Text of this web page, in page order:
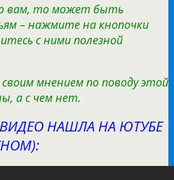
вам, то может быть
– нажмите на кнопочки
с ними полезной
мнением по поводу этой
а с чем нет.
НАШЛА НА ЮТУБЕ